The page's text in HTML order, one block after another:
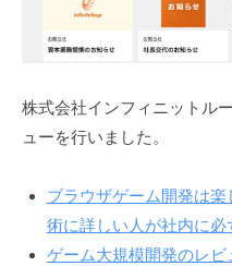
株式会社インフィニットル
ューを行いました。
ブラウザゲーム開発は
術に詳しい人が社内に必
ゲーム大規模開発のレ